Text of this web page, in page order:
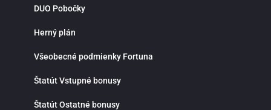
DUO Pobočky
Herný plán
Všeobecné podmienky Fortuna
Štatút Vstupné bonusy
Štatút Ostatné bonusy